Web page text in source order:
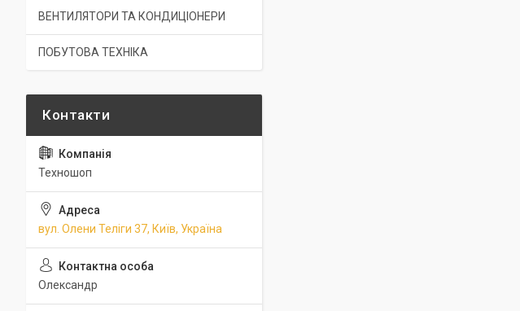
ВЕНТИЛЯТОРИ ТА КОНДИЦІОНЕРИ
ПОБУТОВА ТЕХНІКА
Техношоп
вул. Олени Теліги 37, Київ, Україна
Олександр